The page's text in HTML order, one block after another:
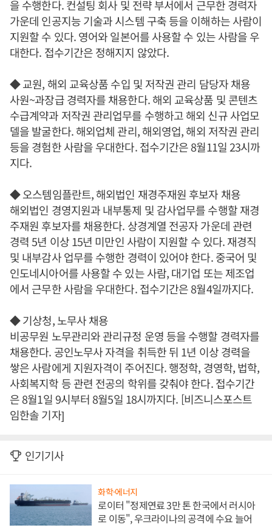
을 수행한다. 컨설팅 회사 및 전략 부서에서 근무한 경력자
가운데 인공지능 기술과 시스템 구축 등을 이해하는 사람이
지원할 수 있다. 영어와 일본어를 사용할 수 있는 사람을 우
대한다. 접수기간은 정해지지 않았다.
◆ 교원, 해외 교육상품 수입 및 저작권 관리 담당자 채용
사원~과장급 경력자를 채용한다. 해외 교육상품 및 콘텐츠
수급계약과 저작권 관리업무를 수행하고 해외 신규 사업모
델을 발굴한다. 해외업체 관리, 해외영업, 해외 저작권 관리
등을 경험한 사람을 우대한다. 접수기간은 8월11일 23시까
지다.
◆ 오스템임플란트, 해외법인 재경주재원 후보자 채용
해외법인 경영지원과 내부통제 및 감사업무를 수행할 재경
주재원 후보자를 채용한다. 상경계열 전공자 가운데 관련
경력 5년 이상 15년 미만인 사람이 지원할 수 있다. 재경직
및 내부감사 업무를 수행한 경력이 있어야 한다. 중국어 및
인도네시아어를 사용할 수 있는 사람, 대기업 또는 제조업
에서 근무한 사람을 우대한다. 접수기간은 8월4일까지다.
◆ 기상청, 노무사 채용
비공무원 노무관리와 관리규정 운영 등을 수행할 경력자를
채용한다. 공인노무사 자격을 취득한 뒤 1년 이상 경력을
쌓은 사람에게 지원자격이 주어진다. 행정학, 경영학, 법학,
사회복지학 등 관련 전공의 학위를 갖춰야 한다. 접수기간
은 8월1일 9시부터 8월5일 18시까지다. [비즈니스포스트
임한솔 기자]
인기기사
화학·에너지
로이터 "정제연료 3만 톤 한국에서 러시아
로 이동", 우크라이나의 공격에 수요 늘어